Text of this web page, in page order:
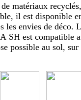
matériaux
il est disponible
les envies de déco.
SH est compatible
possible au sol, sur